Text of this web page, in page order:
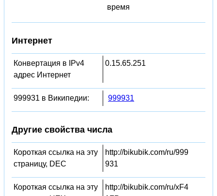
время
Интернет
Конвертация в IPv4
адрес Интернет
0.15.65.251
999931 в Википедии: 999931
Другие свойства числа
Короткая ссылка на эту
страницу, DEC
http://bikubik.com/ru/999
931
Короткая ссылка на эту
http://bikubik.com/ru/xF4